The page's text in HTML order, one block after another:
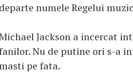
departe numele Regelui
Jackson a incercat
Nu de putine ori s-a
pe fata.